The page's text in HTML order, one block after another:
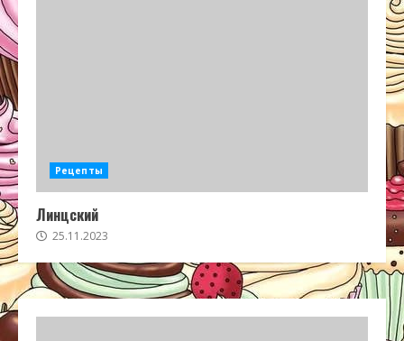
Рецепты
Линцский
25.11.2023